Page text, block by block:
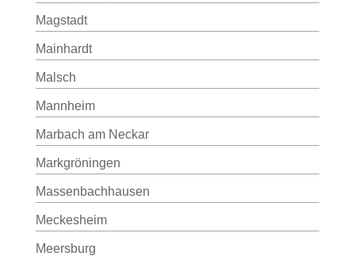
Magstadt
Mainhardt
Malsch
Mannheim
Marbach am Neckar
Markgröningen
Massenbachhausen
Meckesheim
Meersburg